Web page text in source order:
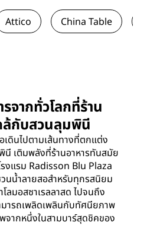
Attico China Table
จากทั่วโลกที่ร้าน
ล้กับสวนลุมพินี
ดินไปตามเส้นทางที่ตกแต่ง
นี เติมพลังที่ร้านอาหารทันสมัย
รงแรม Radisson Blu Plaza
นน้ำลายสอสำหรับทุกรสนิยม
มอสซาเรลลาสด ไปจนถึง
ารถเพลิดเพลินกับทัศนียภาพ
จากหนึ่งในสามบาร์สุดชิคของ